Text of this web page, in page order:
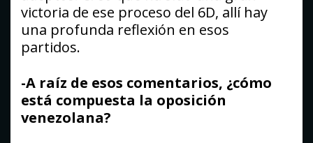
victoria de ese proceso del 6D, allí hay
una profunda reflexión en esos
partidos.
-A raíz de esos comentarios, ¿cómo
está compuesta la oposición
venezolana?